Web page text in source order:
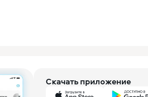
Скачать приложение